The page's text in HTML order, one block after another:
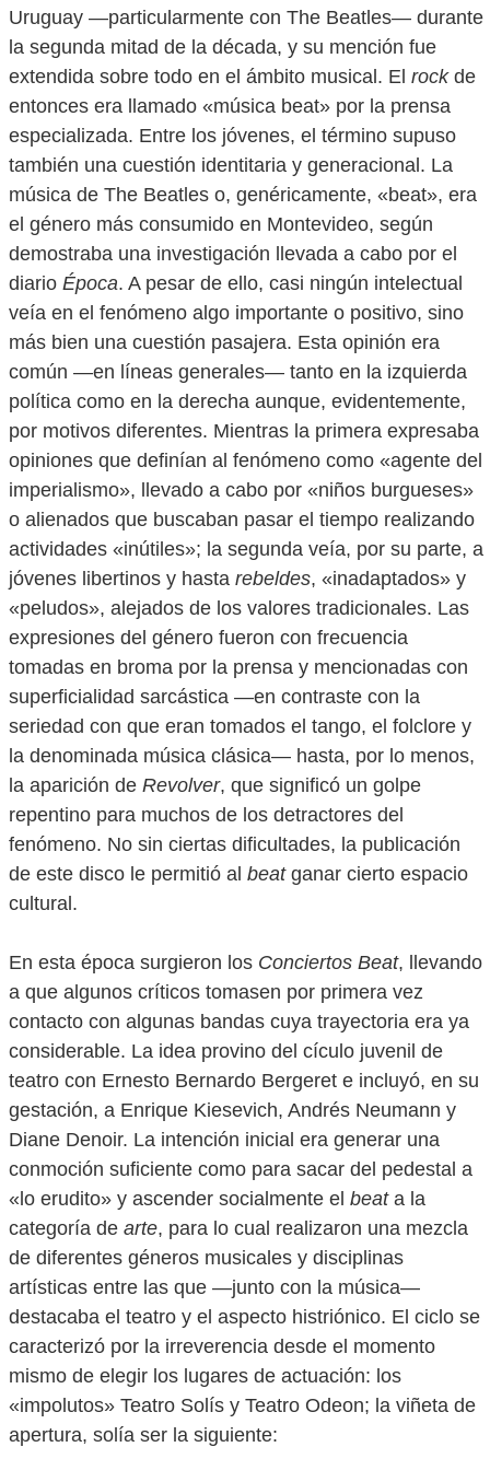
Uruguay —particularmente con The Beatles— durante
la segunda mitad de la década, y su mención fue
extendida sobre todo en el ámbito musical. El rockde
entonces era llamado «música beat» por la prensa
especializada. Entre los jóvenes, el término supuso
también una cuestión identitaria y generacional. La
música de The Beatles o, genéricamente, «beat», era
el género más consumido en Montevideo, según
demostraba una investigación llevada a cabo por el
diario Época. A pesar de ello, casi ningún intelectual
veía en el fenómeno algo importante o positivo, sino
más bien una cuestión pasajera. Esta opinión era
común —en líneas generales— tanto en la izquierda
política como en la derecha aunque, evidentemente,
por motivos diferentes. Mientras la primera expresaba
opiniones que definían al fenómeno como «agente del
imperialismo», llevado a cabo por «niños burgueses»
o alienados que buscaban pasar el tiempo realizando
actividades «inútiles»; la segunda veía, por su parte, a
jóvenes libertinos y hasta rebeldes, «inadaptados» y
«peludos», alejados de los valores tradicionales. Las
expresiones del género fueron con frecuencia
tomadas en broma por la prensa y mencionadas con
superficialidad sarcástica —en contraste con la
seriedad con que eran tomados el tango, el folclore y
la denominada música clásica— hasta, por lo menos,
la aparición de Revolver, que significó un golpe
repentino para muchos de los detractores del
fenómeno. No sin ciertas dificultades, la publicación
de este disco le permitió al beatganar cierto espacio
cultural.
En esta época surgieron los Conciertos Beat, llevando
a que algunos críticos tomasen por primera vez
contacto con algunas bandas cuya trayectoria era ya
considerable. La idea provino del cículo juvenil de
teatro con Ernesto Bernardo Bergeret e incluyó, en su
gestación, a Enrique Kiesevich, Andrés Neumann y
Diane Denoir. La intención inicial era generar una
conmoción suficiente como para sacar del pedestal a
«lo erudito» y ascender socialmente el beata la
categoría de arte, para lo cual realizaron una mezcla
de diferentes géneros musicales y disciplinas
artísticas entre las que —junto con la música—
destacaba el teatro y el aspecto histriónico. El ciclo se
caracterizó por la irreverencia desde el momento
mismo de elegir los lugares de actuación: los
«impolutos» Teatro Solís y Teatro Odeon; la viñeta de
apertura, solía ser la siguiente: